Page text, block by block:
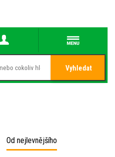
Vyhledat
Od nejlevnějšího